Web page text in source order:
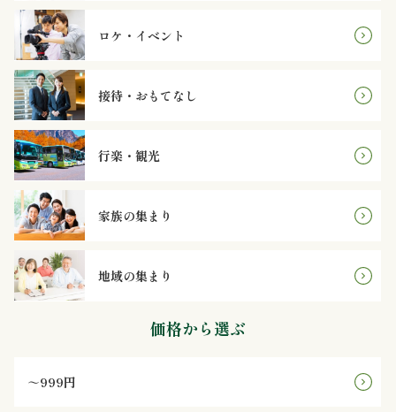
メ
イ
ン
近
江
米
と
野
ロケ・イベント
接待・おもてなし
行楽・観光
家族の集まり
地域の集まり
価格から選ぶ
～999円